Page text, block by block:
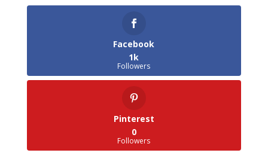
Facebook
1k
Followers
Pinterest
0
Followers